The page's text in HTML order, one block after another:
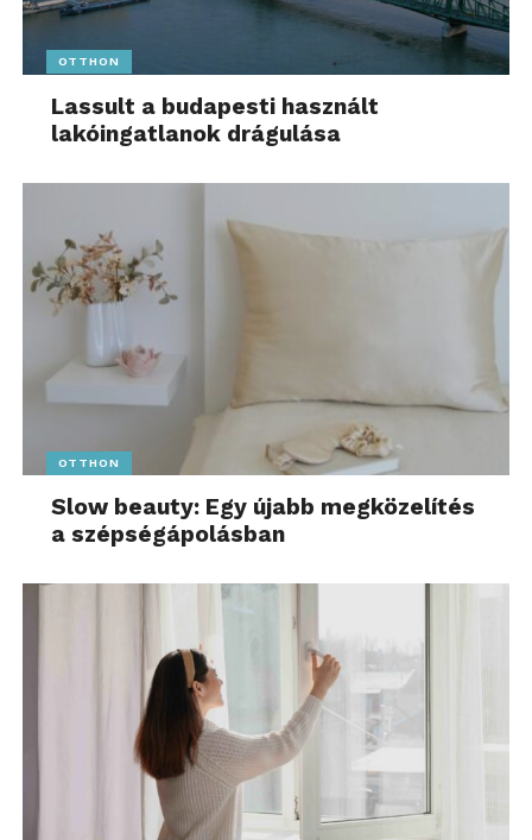
OTTHON
Lassult a budapesti használt
lakóingatlanok drágulása
OTTHON
Slow beauty: Egy újabb megközelítés
a szépségápolásban